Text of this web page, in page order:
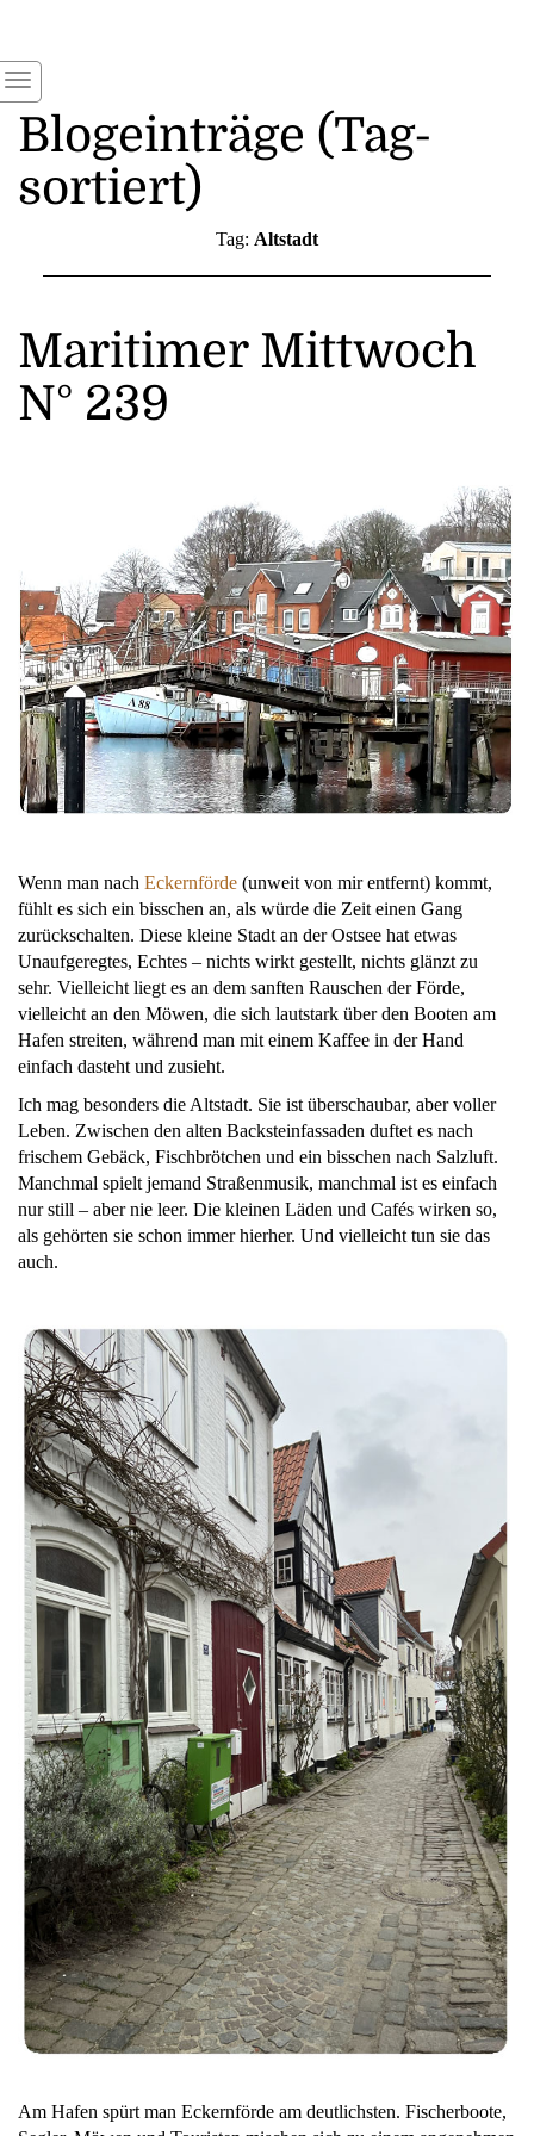
Blogeinträge (Tag-
sortiert)
Tag: Altstadt
Maritimer Mittwoch
N° 239
Wenn man nach Eckernförde (unweit von mir entfernt) kommt,
fühlt es sich ein bisschen an, als würde die Zeit einen Gang
zurückschalten. Diese kleine Stadt an der Ostsee hat etwas
Unaufgeregtes, Echtes – nichts wirkt gestellt, nichts glänzt zu
sehr. Vielleicht liegt es an dem sanften Rauschen der Förde,
vielleicht an den Möwen, die sich lautstark über den Booten am
Hafen streiten, während man mit einem Kaffee in der Hand
einfach dasteht und zusieht.
Ich mag besonders die Altstadt. Sie ist überschaubar, aber voller
Leben. Zwischen den alten Backsteinfassaden duftet es nach
frischem Gebäck, Fischbrötchen und ein bisschen nach Salzluft.
Manchmal spielt jemand Straßenmusik, manchmal ist es einfach
nur still – aber nie leer. Die kleinen Läden und Cafés wirken so,
als gehörten sie schon immer hierher. Und vielleicht tun sie das
auch.
Am Hafen spürt man Eckernförde am deutlichsten. Fischerboote,